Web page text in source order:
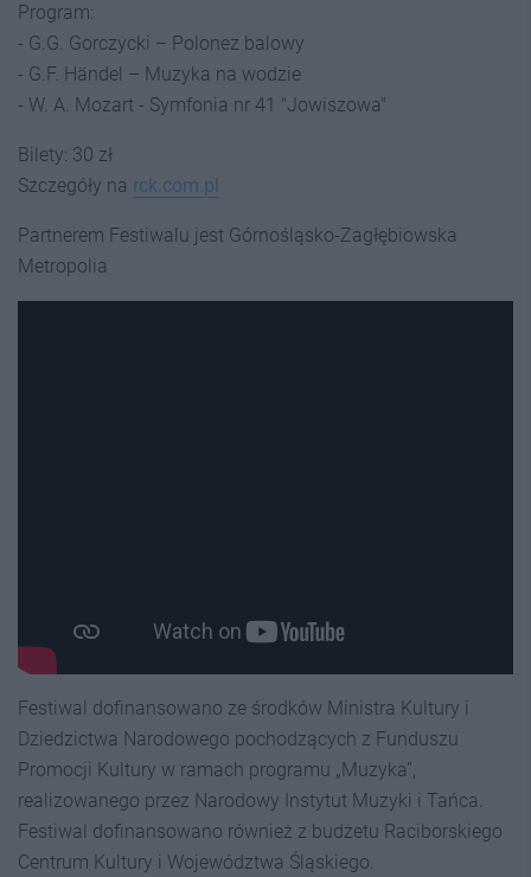
Program:
- G.G. Gorczycki – Polonez balowy
- G.F. Händel – Muzyka na wodzie
- W. A. Mozart - Symfonia nr 41 "Jowiszowa"
Bilety: 30 zł
Szczegóły na rck.com.pl
Partnerem Festiwalu jest Górnośląsko-Zagłębiowska
Metropolia
Festiwal dofinansowano ze środków Ministra Kultury i
Dziedzictwa Narodowego pochodzących z Funduszu
Promocji Kultury w ramach programu „Muzyka”,
realizowanego przez Narodowy Instytut Muzyki i Tańca.
Festiwal dofinansowano również z budżetu Raciborskiego
Centrum Kultury i Województwa Śląskiego.